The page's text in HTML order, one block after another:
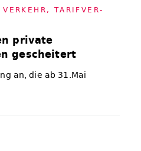
VER­KEHR , TA­RIF­VER­
private
gescheitert
an, die ab 31.Mai